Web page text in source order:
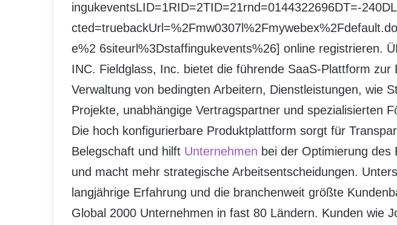
ingukeventsLID=1RID=2TID=21rnd=0144322696DT=-
e%2 6siteurl%3Dstaffingukevents%26] online registrieren.
INC. Fieldglass, Inc. bietet die führende SaaS-Plattform zur
Verwaltung von bedingten Arbeitern, Dienstleistungen, wie
Projekte, unabhängige Vertragspartner und spezialisierten
Die hoch konfigurierbare Produktplattform sorgt für
Belegschaft und hilft Unternehmen bei der Optimierung des
und macht mehr strategische Arbeitsentscheidungen.
langjährige Erfahrung und die branchenweit größte
Global 2000 Unternehmen in fast 80 Ländern. Kunden wie